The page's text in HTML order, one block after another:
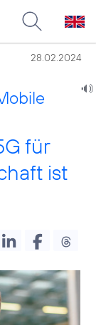
28.02.2024
für
ist